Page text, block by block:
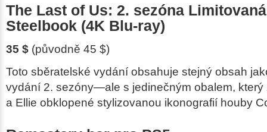
The Last of Us: 2. sezóna
Steelbook (4K Blu-ray)
35 $ (původně 45 $)
Toto sběratelské vydání obsahuje stejný obsah
vydání 2. sezóny—ale s jedinečným obalem, který
a Ellie obklopené stylizovanou ikonografií houby